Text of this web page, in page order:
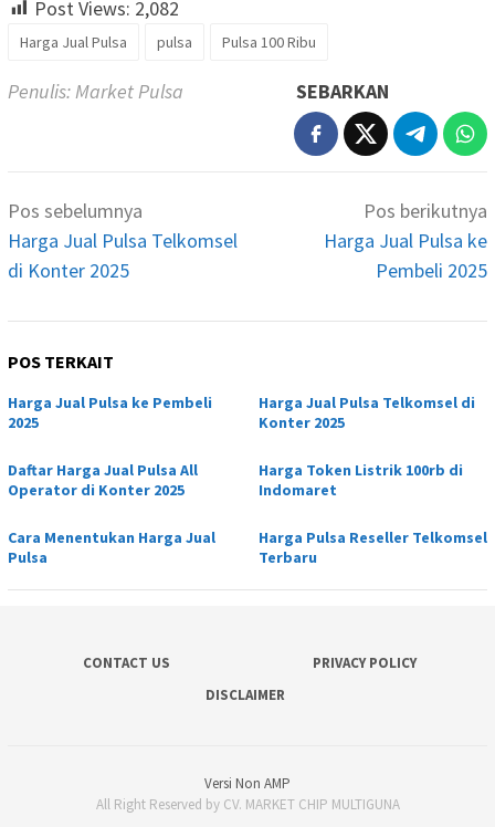
Post Views: 2,082
Harga Jual Pulsa pulsa Pulsa 100 Ribu
Penulis: Market Pulsa SEBARKAN
Navigasi
pos
Pos sebelumnya
Harga Jual Pulsa Telkomsel
di Konter 2025
Pos berikutnya
Harga Jual Pulsa ke
Pembeli 2025
POS TERKAIT
Harga Jual Pulsa ke Pembeli
2025
Harga Jual Pulsa Telkomsel di
Konter 2025
Daftar Harga Jual Pulsa All
Operator di Konter 2025
Harga Token Listrik 100rb di
Indomaret
Cara Menentukan Harga Jual
Pulsa
Harga Pulsa Reseller Telkomsel
Terbaru
CONTACT US
PRIVACY POLICY
DISCLAIMER
Versi Non AMP
All Right Reserved by CV. MARKET CHIP MULTIGUNA